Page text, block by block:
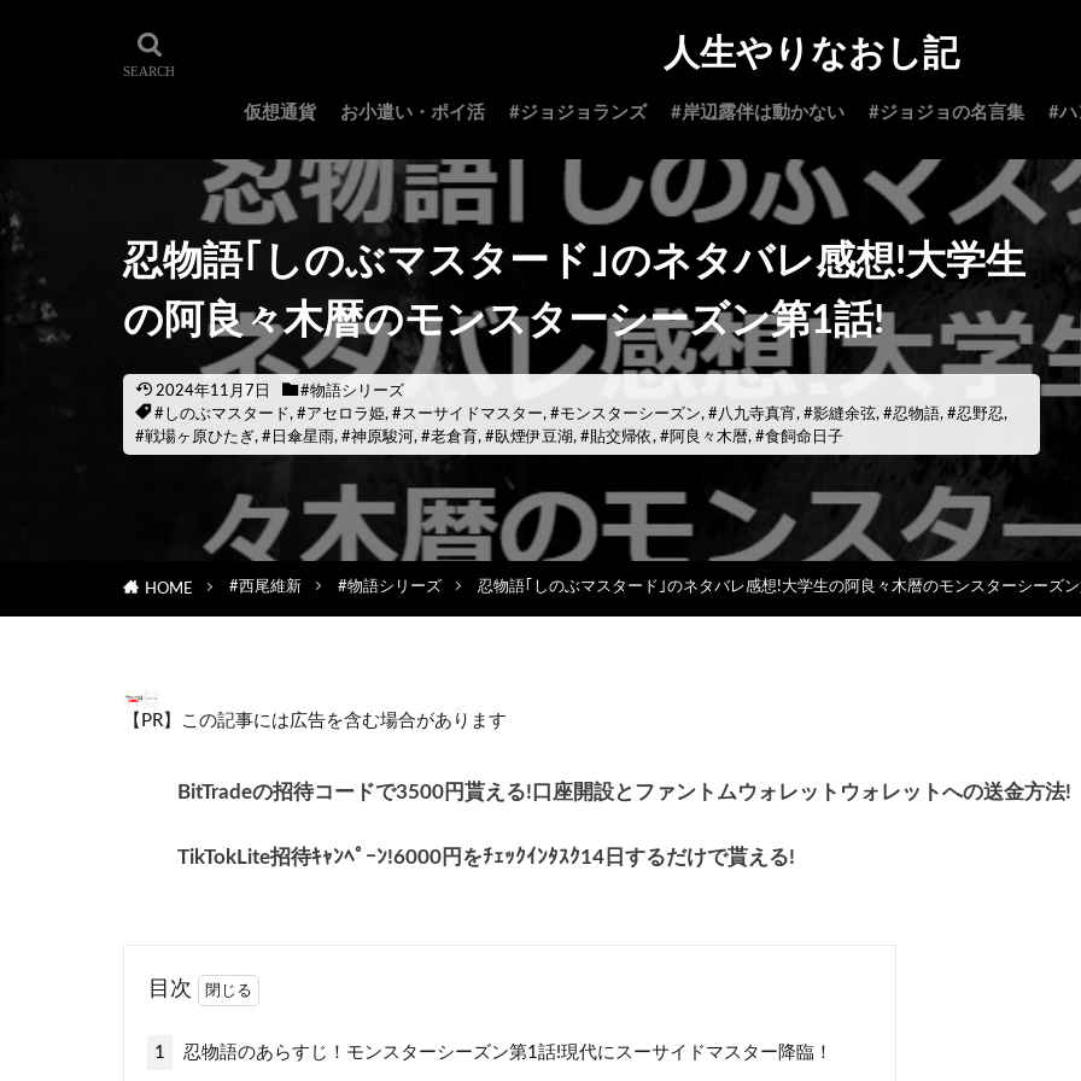
人生やりなおし記
仮想通貨 お小遣い・ポイ活 #ジョジョランズ #岸辺露伴は動かない #ジョジョの名言集 #ハ
忍物語｢しのぶマスタード｣のネタバレ感想!大学生
の阿良々木暦のモンスターシーズン第1話!
2024年11月7日
#物語シリーズ
#しのぶマスタード, #アセロラ姫, #スーサイドマスター, #モンスターシーズン, #八九寺真宵, #影縫余弦, #忍物語, #忍野忍,
#戦場ヶ原ひたぎ, #日傘星雨, #神原駿河, #老倉育, #臥煙伊豆湖, #貼交帰依, #阿良々木暦, #食飼命日子
HOME #西尾維新 #物語シリーズ 忍物語｢しのぶマスタード｣のネタバレ感想!大学生の阿良々木暦のモンスターシーズ
【PR】この記事には広告を含む場合があります
BitTradeの招待コードで3500円貰える!口座開設とファントムウォレットウォレットへの送金方法!
TikTokLite招待ｷｬﾝﾍﾟｰﾝ!6000円をﾁｪｯｸｲﾝﾀｽｸ14日するだけで貰える!
目次
1 忍物語のあらすじ！モンスターシーズン第1話!現代にスーサイドマスター降臨！